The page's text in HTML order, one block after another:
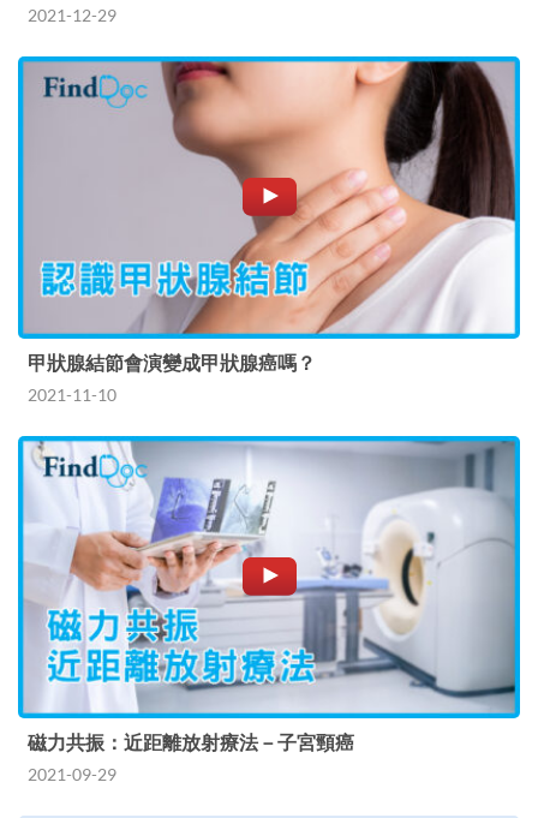
2021-12-29
甲狀腺結節會演變成甲狀腺癌嗎？
2021-11-10
磁力共振：近距離放射療法－子宮頸癌
2021-09-29